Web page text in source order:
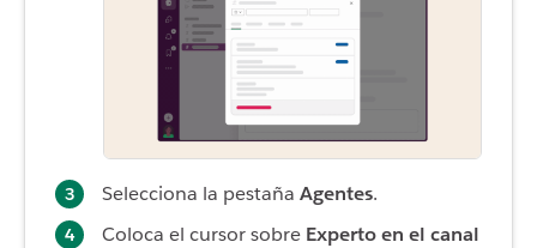
Selecciona la pestaña Agentes.
Coloca el cursor sobre Experto en el canal